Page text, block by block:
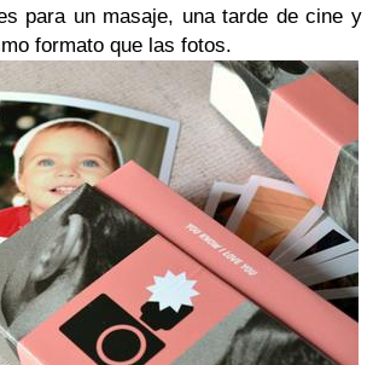
para un masaje, una tarde de cine y
formato que las fotos.